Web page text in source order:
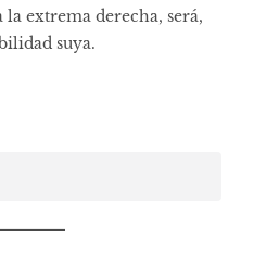
extrema derecha, será,
suya.